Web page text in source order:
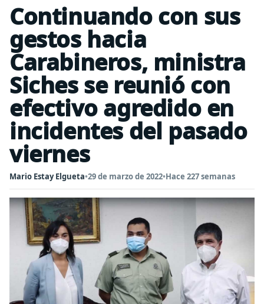
Continuando con sus
gestos hacia
Carabineros, ministra
Siches se reunió con
efectivo agredido en
incidentes del pasado
viernes
Mario Estay Elgueta•29 de marzo de 2022•Hace 227 semanas